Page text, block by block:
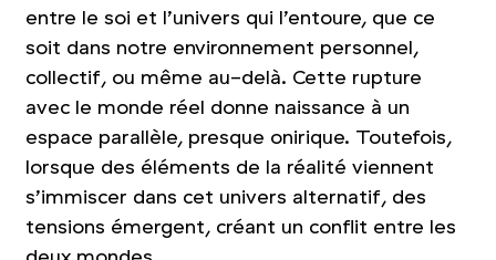
entre le soi et l’univers qui l’entoure, que ce
soit dans notre environnement personnel,
collectif, ou même au-delà. Cette rupture
avec le monde réel donne naissance à un
espace parallèle, presque onirique. Toutefois,
lorsque des éléments de la réalité viennent
s’immiscer dans cet univers alternatif, des
tensions émergent, créant un conflit entre les